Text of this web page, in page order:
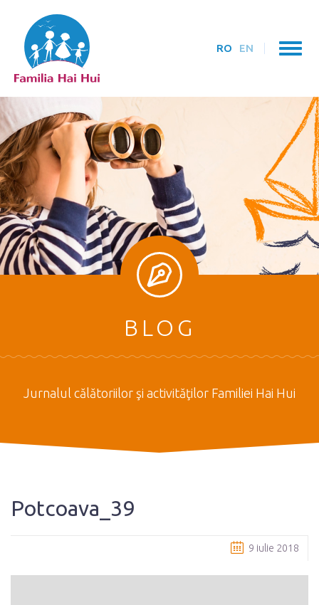
RO EN
BLOG
Jurnalul călătoriilor şi activităţilor Familiei Hai Hui
Potcoava_39
9 iulie 2018